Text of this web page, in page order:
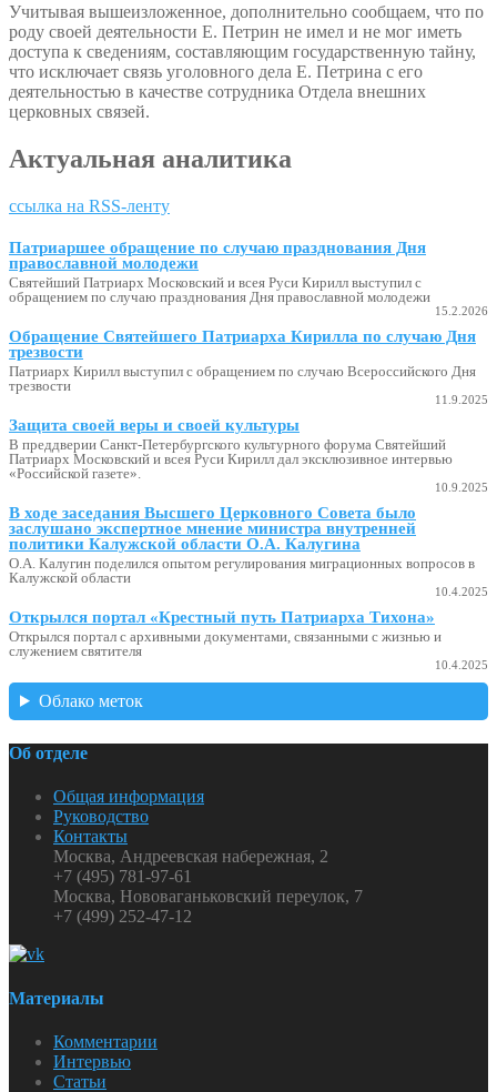
Учитывая вышеизложенное, дополнительно сообщаем, что по
роду своей деятельности Е. Петрин не имел и не мог иметь
доступа к сведениям, составляющим государственную тайну,
что исключает связь уголовного дела Е. Петрина с его
деятельностью в качестве сотрудника Отдела внешних
церковных связей.
Актуальная аналитика
ссылка на RSS-ленту
Патриаршее обращение по случаю празднования Дня
православной молодежи
Святейший Патриарх Московский и всея Руси Кирилл выступил с
обращением по случаю празднования Дня православной молодежи
15.2.2026
Обращение Святейшего Патриарха Кирилла по случаю Дня
трезвости
Патриарх Кирилл выступил с обращением по случаю Всероссийского Дня
трезвости
11.9.2025
Защита своей веры и своей культуры
В преддверии Санкт-Петербургского культурного форума Святейший
Патриарх Московский и всея Руси Кирилл дал эксклюзивное интервью
«Российской газете».
10.9.2025
В ходе заседания Высшего Церковного Совета было
заслушано экспертное мнение министра внутренней
политики Калужской области О.А. Калугина
О.А. Калугин поделился опытом регулирования миграционных вопросов в
Калужской области
10.4.2025
Открылся портал «Крестный путь Патриарха Тихона»
Открылся портал с архивными документами, связанными с жизнью и
служением святителя
10.4.2025
Облако меток
Об отделе
Общая информация
Руководство
Контакты
Москва, Андреевская набережная, 2
+7 (495) 781-97-61
Москва, Нововаганьковский переулок, 7
+7 (499) 252-47-12
Материалы
Комментарии
Интервью
Статьи